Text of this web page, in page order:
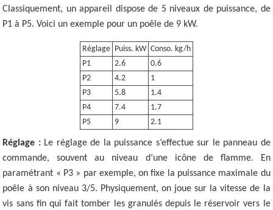
Classiquement, un appareil dispose de 5 niveaux de puissance, de
P1 à P5. Voici un exemple pour un poêle de 9 kW.
Réglage Puiss. kW Conso. kg/h
P1
2.6
0.6
P2
4.2
1
P3
5.8
1.4
P4
7.4
1.7
P5
9 2.1
Réglage :Le réglage de la puissance s’effectue sur le panneau de
commande, souvent au niveau d’une icône de flamme. En
paramétrant « P3 » par exemple, on fixe la puissance maximale du
poêle à son niveau 3/5. Physiquement, on joue sur la vitesse de la
vis sans fin qui fait tomber les granulés depuis le réservoir vers le